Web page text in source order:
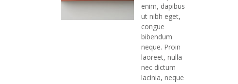
enim, dapibus
ut nibh eget,
congue
bibendum
neque. Proin
laoreet, nulla
nec dictum
lacinia, neque